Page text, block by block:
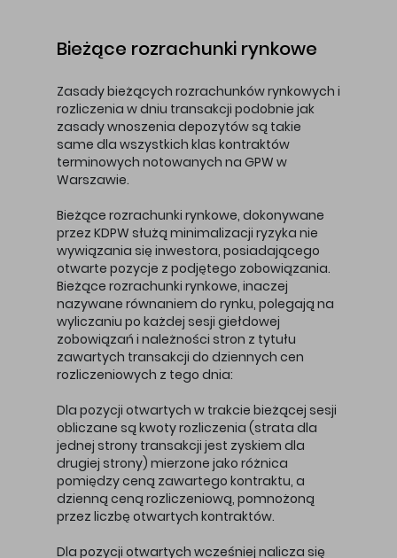
Bieżące rozrachunki rynkowe
Zasady bieżących rozrachunków rynkowych i
rozliczenia w dniu transakcji podobnie jak
zasady wnoszenia depozytów są takie
same dla wszystkich klas kontraktów
terminowych notowanych na GPW w
Warszawie.
Bieżące rozrachunki rynkowe, dokonywane
przez KDPW służą minimalizacji ryzyka nie
wywiązania się inwestora, posiadającego
otwarte pozycje z podjętego zobowiązania.
Bieżące rozrachunki rynkowe, inaczej
nazywane równaniem do rynku, polegają na
wyliczaniu po każdej sesji giełdowej
zobowiązań i należności stron z tytułu
zawartych transakcji do dziennych cen
rozliczeniowych z tego dnia:
Dla pozycji otwartych w trakcie bieżącej sesji
obliczane są kwoty rozliczenia (strata dla
jednej strony transakcji jest zyskiem dla
drugiej strony) mierzone jako różnica
pomiędzy ceną zawartego kontraktu, a
dzienną ceną rozliczeniową, pomnożoną
przez liczbę otwartych kontraktów.
Dla pozycji otwartych wcześniej nalicza się